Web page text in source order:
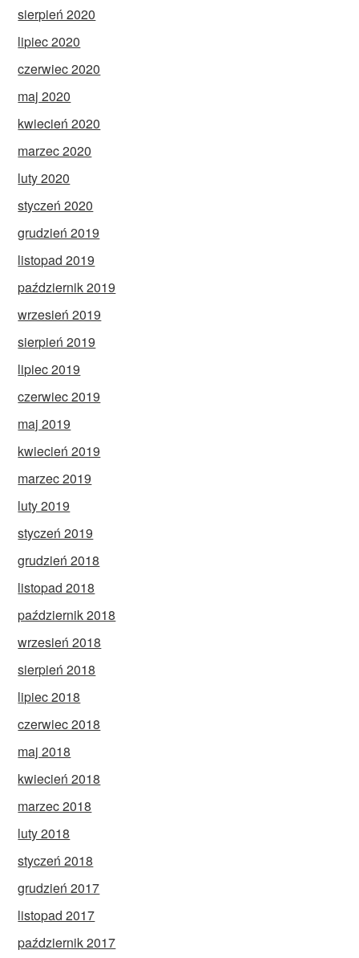
sierpień 2020
lipiec 2020
czerwiec 2020
maj 2020
kwiecień 2020
marzec 2020
luty 2020
styczeń 2020
grudzień 2019
listopad 2019
październik 2019
wrzesień 2019
sierpień 2019
lipiec 2019
czerwiec 2019
maj 2019
kwiecień 2019
marzec 2019
luty 2019
styczeń 2019
grudzień 2018
listopad 2018
październik 2018
wrzesień 2018
sierpień 2018
lipiec 2018
czerwiec 2018
maj 2018
kwiecień 2018
marzec 2018
luty 2018
styczeń 2018
grudzień 2017
listopad 2017
październik 2017